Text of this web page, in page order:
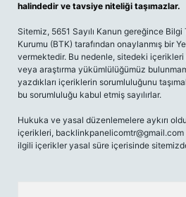
halindedir ve tavsiye niteliği taşımazlar.
Sitemiz, 5651 Sayılı Kanun gereğince
Kurumu (BTK) tarafından onaylanmış bir
vermektedir. Bu nedenle, sitedeki
veya araştırma yükümlülüğümüz
yazdıkları içeriklerin sorumluluğunu
bu sorumluluğu kabul etmiş sayılırlar.
Hukuka ve yasal düzenlemelere aykırı
içerikleri, backlinkpanelicomtr@gmail.com
ilgili içerikler yasal süre içerisinde